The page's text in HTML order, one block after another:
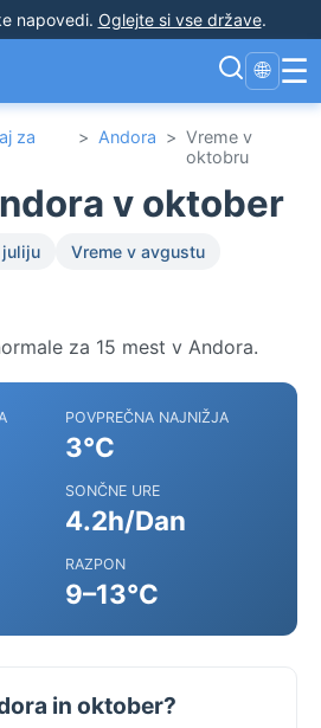
napovedi. Oglejte si vse države.
🌐 ☰
za
> Andora > Vreme v
oktobru
v oktober
juliju
Vreme v avgustu
za 15 mest v Andora.
POVPREČNA NAJNIŽJA
3°C
SONČNE URE
4.2h/Dan
RAZPON
9–13°C
in oktober?